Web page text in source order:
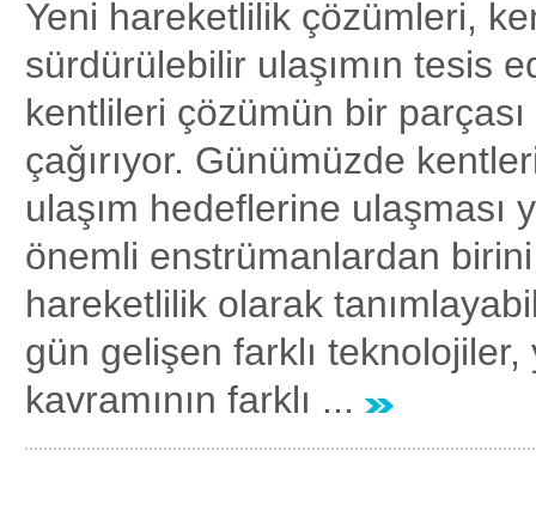
Yeni hareketlilik çözümleri,
sürdürülebilir ulaşımın tesis
kentlileri çözümün bir
çağırıyor. Günümüzde
ulaşım hedeflerine ulaşması
önemli enstrümanlardan
hareketlilik olarak
gün gelişen farklı
kavramının farklı ...